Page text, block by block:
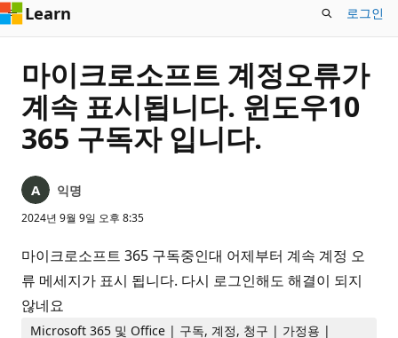
Learn 로그인
마이크로소프트 계정오류가
계속 표시됩니다. 윈도우10
365 구독자 입니다.
익명
2024년 9월 9일 오후 8:35
마이크로소프트 365 구독중인대 어제부터 계속 계정 오
류 메세지가 표시 됩니다. 다시 로그인해도 해결이 되지
않네요
Microsoft 365 및 Office | 구독, 계정, 청구 | 가정용 |